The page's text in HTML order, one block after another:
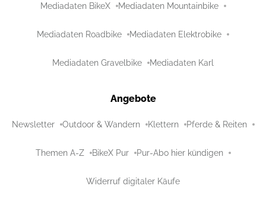
Mediadaten BikeX Mediadaten Mountainbike
Mediadaten Roadbike Mediadaten Elektrobike
Mediadaten Gravelbike Mediadaten Karl
Angebote
Newsletter Outdoor & Wandern Klettern Pferde & Reiten
Themen A-Z BikeX Pur Pur-Abo hier kündigen
Widerruf digitaler Käufe